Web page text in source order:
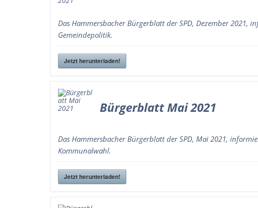
Das Hammersbacher Bürgerblatt der SPD, Dezember 2021,
Gemeindepolitik.
Jetzt herunterladen!
Bürgerblatt Mai 2021
Das Hammersbacher Bürgerblatt der SPD, Mai 2021,
Kommunalwahl.
Jetzt herunterladen!